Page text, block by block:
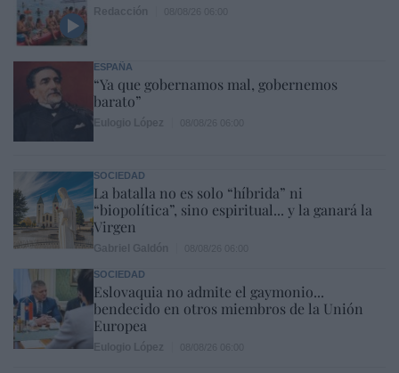
ESPAÑA
“Ya que gobernamos mal, gobernemos
barato”
SOCIEDAD
La batalla no es solo “híbrida” ni
“biopolítica”, sino espiritual... y la ganará la
Virgen
SOCIEDAD
Eslovaquia no admite el gaymonio...
bendecido en otros miembros de la Unión
Europea